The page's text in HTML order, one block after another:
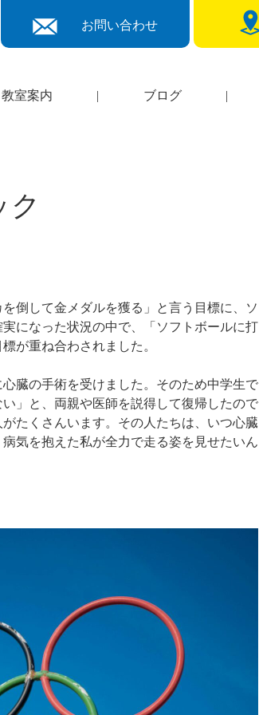
お問い合わせ
教室案内 | ブログ |
ク
倒して金メダルを獲る」と言う目標に、ソ
になった状況の中で、「ソフトボールに打
が重ね合わされました。
臓の手術を受けました。そのため中学生で
」と、両親や医師を説得して復帰したので
たくさんいます。その人たちは、いつ心臓
気を抱えた私が全力で走る姿を見せたいん